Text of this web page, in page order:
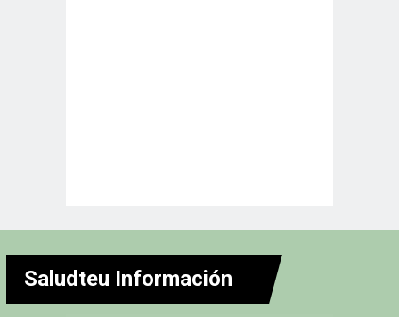
Saludteu Información